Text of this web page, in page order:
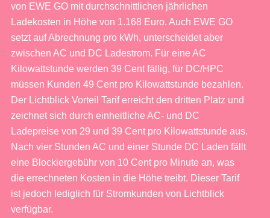
von EWE GO mit durchschnittlichen jährlichen
Ladekosten in Höhe von 1.168 Euro. Auch EWE GO
setzt auf Abrechnung pro kWh, unterscheidet aber
zwischen AC und DC Ladestrom. Für eine AC
Kilowattstunde werden 39 Cent fällig, für DC/HPC
müssen Kunden 49 Cent pro Kilowattstunde bezahlen.
Der Lichtblick Vorteil Tarif erreicht den dritten Platz und
zeichnet sich durch einheitliche AC- und DC
Ladepreise von 29 und 39 Cent pro Kilowattstunde aus.
Nach vier Stunden AC und einer Stunde DC Laden fällt
eine Blockiergebühr von 10 Cent pro Minute an, was
die errechneten Kosten in die Höhe treibt. Dieser Tarif
ist jedoch lediglich für Stromkunden von Lichtblick
verfügbar.